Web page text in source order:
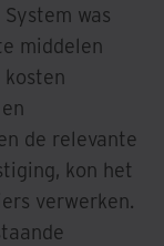
was
middelen
de relevante
kon het
verwerken.